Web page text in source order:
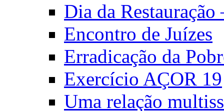
Dia da
Encontro de Juízes
Erradicação da
Exercício AÇOR 19
Uma relação